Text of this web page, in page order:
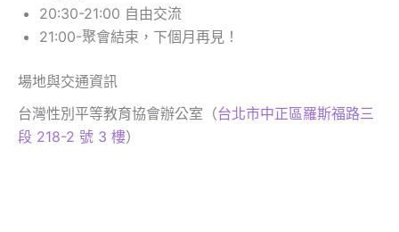
20:30-21:00 自由交流
21:00-聚會結束，下個月再見！
場地與交通資訊
台灣性別平等教育協會辦公室（台北市中正區羅斯福路三
段 218-2 號 3 樓）